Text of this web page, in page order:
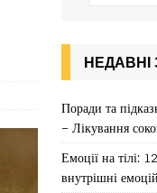
Поради та
– Лікування
Емоції на тілі:
внутрішні